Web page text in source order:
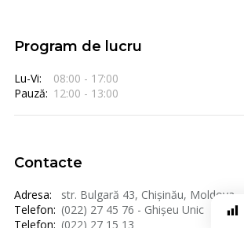
Program de lucru
Lu-Vi:
08:00 - 17:00
Pauză: 12:00 - 13:00
Contacte
Adresa:
str. Bulgară 43, Chișinău, Moldova
Telefon: (022) 27 45 76 - Ghișeu Unic
Telefon: (022) 27 15 13